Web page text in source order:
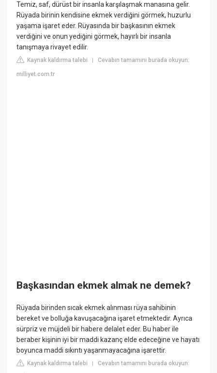
Temiz, saf, dürüst bir insanla karşılaşmak manasına gelir.
Rüyada birinin kendisine ekmek verdiğini görmek, huzurlu
yaşama işaret eder. Rüyasında bir başkasının ekmek
verdiğini ve onun yediğini görmek, hayırlı bir insanla
tanışmaya rivayet edilir.
Kaynak kaldırma talebi |Cevabın tamamını burada okuyun:
milliyet.com.tr
Başkasından ekmek almak ne demek?
Rüyada birinden sıcak ekmek alınması rüya sahibinin
bereket ve bolluğa kavuşacağına işaret etmektedir. Ayrıca
sürpriz ve müjdeli bir habere delalet eder. Bu haber ile
beraber kişinin iyi bir maddi kazanç elde edeceğine ve hayatı
boyunca maddi sıkıntı yaşanmayacağına işarettir.
Kaynak kaldırma talebi |Cevabın tamamını burada okuyun: